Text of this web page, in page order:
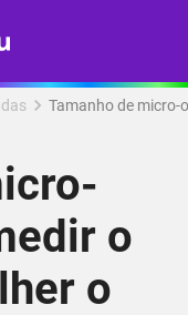
Tamanho de micro-
o
o